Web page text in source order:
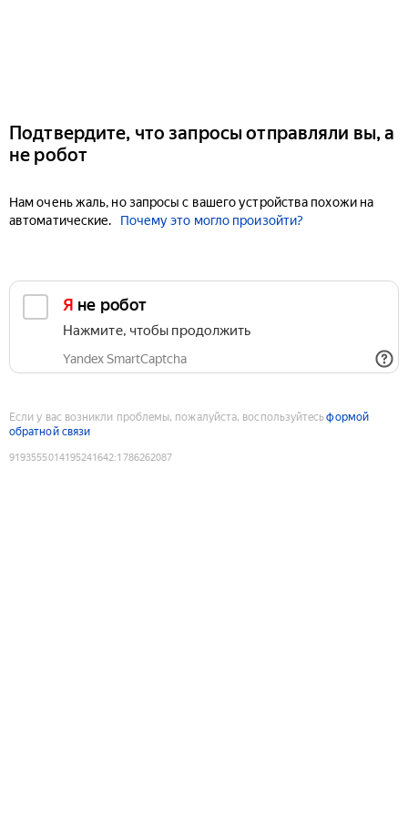
Подтвердите, что запросы отправляли вы, а
не робот
Нам очень жаль, но запросы с вашего устройства похожи на
автоматические.
Почему это могло произойти?
Я не робот
Нажмите, чтобы продолжить
Yandex SmartCaptcha
Если у вас возникли проблемы, пожалуйста, воспользуйтесьформой
обратной связи
9193555014195241642:1786262087